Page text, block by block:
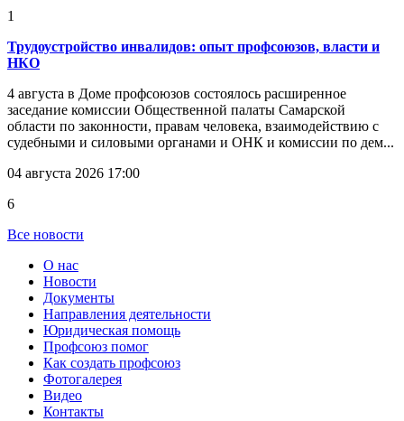
1
Трудоустройство инвалидов: опыт профсоюзов, власти и
НКО
4 августа в Доме профсоюзов состоялось расширенное
заседание комиссии Общественной палаты Самарской
области по законности, правам человека, взаимодействию с
судебными и силовыми органами и ОНК и комиссии по дем...
04 августа 2026 17:00
6
Все новости
О нас
Новости
Документы
Направления деятельности
Юридическая помощь
Профсоюз помог
Как создать профсоюз
Фотогалерея
Видео
Контакты